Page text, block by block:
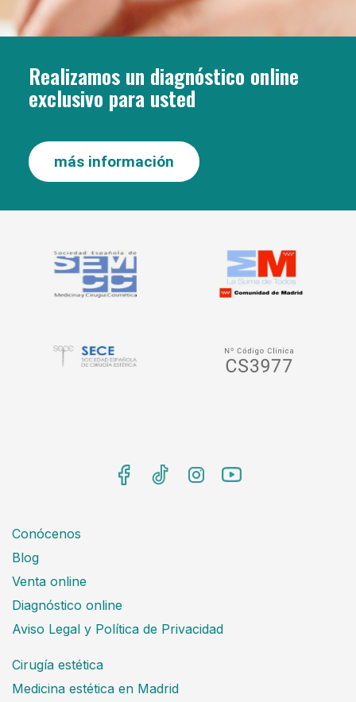
Realizamos un diagnóstico online
exclusivo para usted
más información
Conócenos
Blog
Venta online
Diagnóstico online
Aviso Legal y Política de Privacidad
Cirugía estética
Medicina estética en Madrid